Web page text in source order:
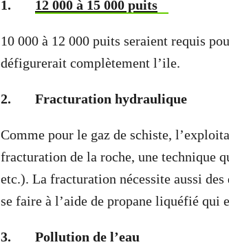
1. 12 000 à 15 000 puits
10 000 à 12 000 puits seraient requis
défigurerait complètement l’ile.
2. Fracturation hydraulique
Comme pour le gaz de schiste,
fracturation de la roche, une technique
etc.). La fracturation nécessite aussi
se faire à l’aide de propane liquéfié qui
3. Pollution de l’eau